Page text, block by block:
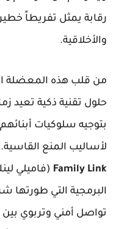
رقابة يمثل تفريطاً
والأخلاقية.
من قلب هذه المعضلة
حلول تقنية ذكية تعيد
بتوجيه سلوكيات
لأساليب المنع
Family Link (فاميلي
البرمجية التي طورتها
تواصل أمني وتربوي بين